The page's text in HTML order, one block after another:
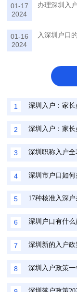
01-17
2024
办理深圳入
01-16
2024
入深圳户口
1
2
3
4 深圳市户口如
5 17种核准入深
6 深圳户口有什
7 深圳新的入户政
8 深圳入户政策一